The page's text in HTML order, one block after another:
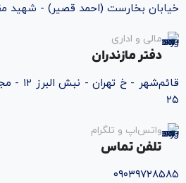
خیابان بخارست (احمد قصیر) - شهید مقدس ۴ -
مالی و اداری
دفتر مازندران
۲۵
واتس‌اپ و تلگرام
تلفن تماس
۰۹۰۳۹۷۲۸۵۸۵